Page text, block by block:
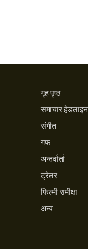
गृह पृष्ठ
समाचार हेडलाइन
संगीत
गफ
अन्तर्वार्ता
ट्रेलर
फिल्मी समीक्षा
अन्य